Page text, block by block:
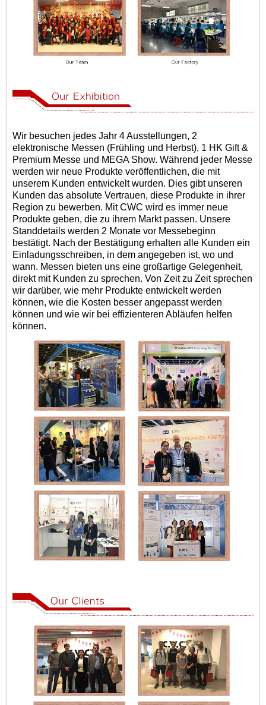
Wir besuchen jedes Jahr 4 Ausstellungen, 2
elektronische Messen (Frühling und Herbst), 1 HK Gift &
Premium Messe und MEGA Show. Während jeder Messe
werden wir neue Produkte veröffentlichen, die mit
unserem Kunden entwickelt wurden. Dies gibt unseren
Kunden das absolute Vertrauen, diese Produkte in ihrer
Region zu bewerben. Mit CWC wird es immer neue
Produkte geben, die zu ihrem Markt passen. Unsere
Standdetails werden 2 Monate vor Messebeginn
bestätigt. Nach der Bestätigung erhalten alle Kunden ein
Einladungsschreiben, in dem angegeben ist, wo und
wann. Messen bieten uns eine großartige Gelegenheit,
direkt mit Kunden zu sprechen. Von Zeit zu Zeit sprechen
wir darüber, wie mehr Produkte entwickelt werden
können, wie die Kosten besser angepasst werden
können und wie wir bei effizienteren Abläufen helfen
können.